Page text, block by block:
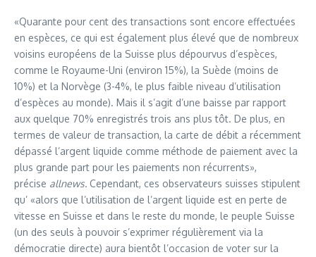
«Quarante pour cent des transactions sont encore effectuées
en espèces, ce qui est également plus élevé que de nombreux
voisins européens de la Suisse plus dépourvus d’espèces,
comme le Royaume-Uni (environ 15%), la Suède (moins de
10%) et la Norvège (3-4%, le plus faible niveau d’utilisation
d’espèces au monde). Mais il s’agit d’une baisse par rapport
aux quelque 70% enregistrés trois ans plus tôt. De plus, en
termes de valeur de transaction, la carte de débit a récemment
dépassé l’argent liquide comme méthode de paiement avec la
plus grande part pour les paiements non récurrents»,
précise allnews. Cependant, ces observateurs suisses stipulent
qu’ «alors que l’utilisation de l’argent liquide est en perte de
vitesse en Suisse et dans le reste du monde, le peuple Suisse
(un des seuls à pouvoir s’exprimer régulièrement via la
démocratie directe) aura bientôt l’occasion de voter sur la